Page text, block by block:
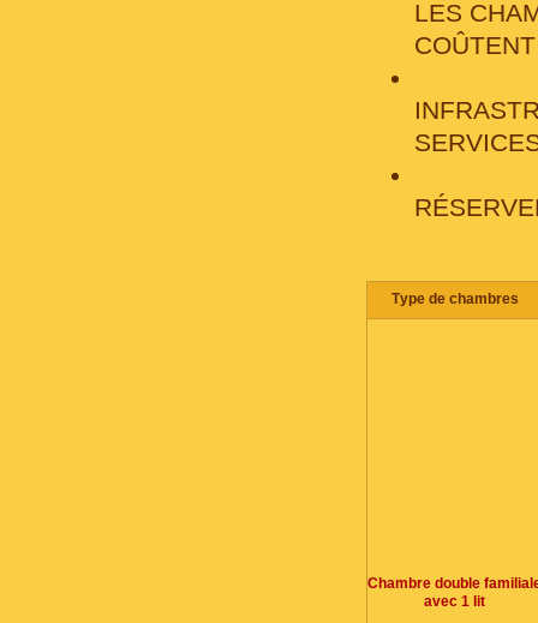
LES
COÛTENT
Тype de chambres
Chambre double
avec 1 lit